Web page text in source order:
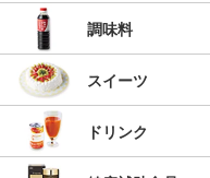
調味料
スイーツ
ドリンク